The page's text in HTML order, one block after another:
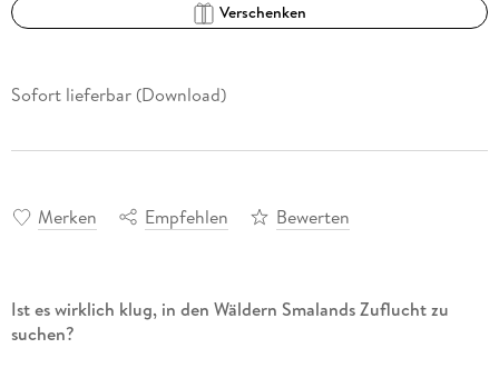
Verschenken
Sofort lieferbar (Download)
Merken Empfehlen Bewerten
Ist es wirklich klug, in den Wäldern Smalands Zuflucht zu
suchen?